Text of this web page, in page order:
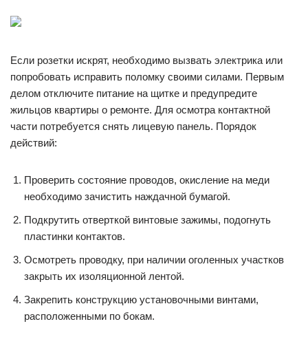
Если розетки искрят, необходимо вызвать электрика или
попробовать исправить поломку своими силами. Первым
делом отключите питание на щитке и предупредите
жильцов квартиры о ремонте. Для осмотра контактной
части потребуется снять лицевую панель. Порядок
действий:
Проверить состояние проводов, окисление на меди
необходимо зачистить наждачной бумагой.
Подкрутить отверткой винтовые зажимы, подогнуть
пластинки контактов.
Осмотреть проводку, при наличии оголенных участков
закрыть их изоляционной лентой.
Закрепить конструкцию установочными винтами,
расположенными по бокам.